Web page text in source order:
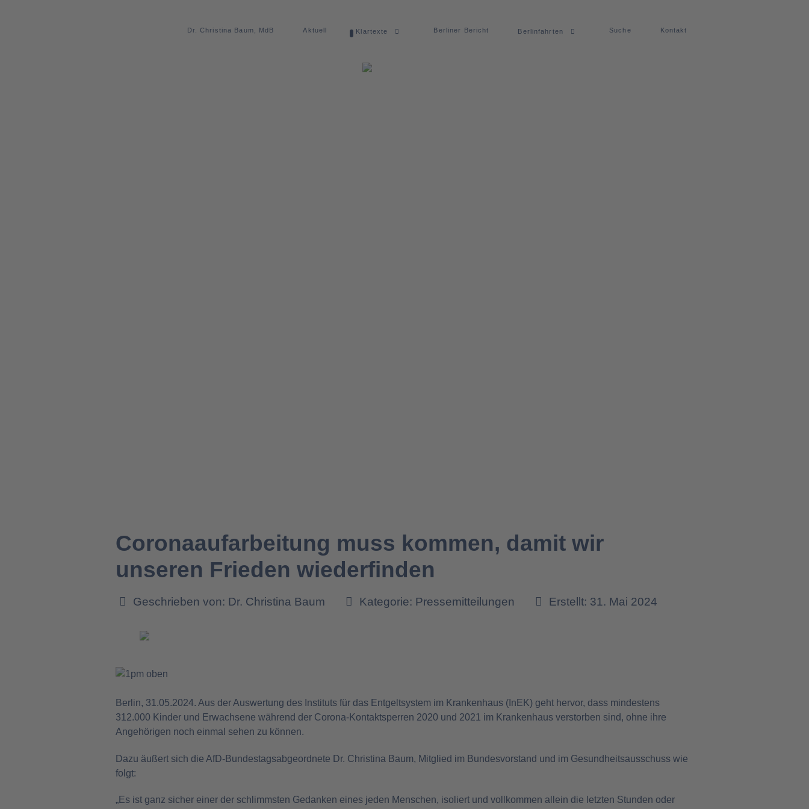
Dr. Christina Baum, MdB Aktuell Klartexte Berliner Bericht Berlinfahrten Suche Kontakt
Coronaaufarbeitung muss kommen, damit wir
unseren Frieden wiederfinden
Geschrieben von: Dr. Christina Baum Kategorie: Pressemitteilungen Erstellt: 31. Mai 2024
Berlin, 31.05.2024. Aus der Auswertung des Instituts für das Entgeltsystem im Krankenhaus (InEK) geht hervor, dass mindestens
312.000 Kinder und Erwachsene während der Corona-Kontaktsperren 2020 und 2021 im Krankenhaus verstorben sind, ohne ihre
Angehörigen noch einmal sehen zu können.
Dazu äußert sich die AfD-Bundestagsabgeordnete Dr. Christina Baum, Mitglied im Bundesvorstand und im Gesundheitsausschuss wie
folgt:
„Es ist ganz sicher einer der schlimmsten Gedanken eines jeden Menschen, isoliert und vollkommen allein die letzten Stunden oder